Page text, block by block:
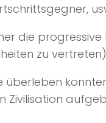
die progressive
zu
Zivilisation